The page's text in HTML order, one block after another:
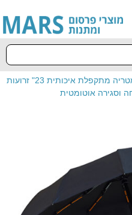
/ מטריה מתקפלת איכותית 23" זרועות
וסגירה אוטומטית